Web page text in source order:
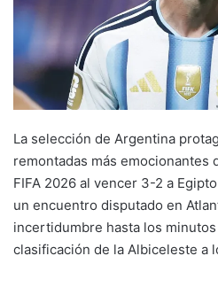
La selección de Argentina
remontadas más emocionantes
FIFA 2026 al vencer 3-2 a
un encuentro disputado en
incertidumbre hasta los
clasificación de la Albiceleste a